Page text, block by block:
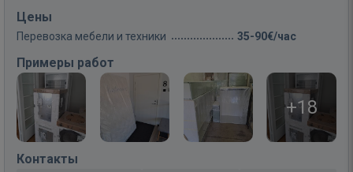
Цены
Перевозка мебели и техники 35-90€/час
Примеры работ
+18
Контакты